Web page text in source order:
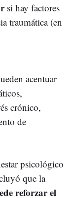
si hay factores
traumática (en
acentuar
crónico,
de
psicológico
que la
reforzar el